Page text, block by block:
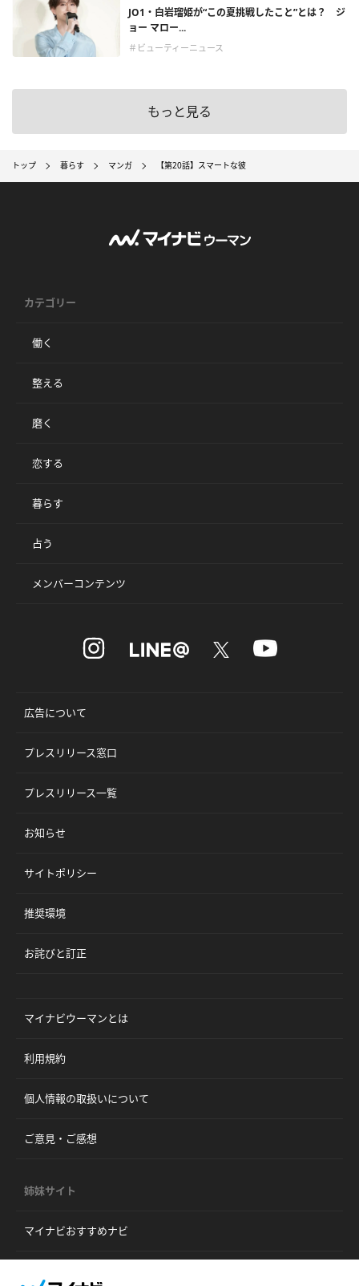
JO1・白岩瑠姫が“この夏挑戦したこと”とは？ ジ
ョー マロー...
＃ビューティーニュース
もっと見る
トップ 暮らす マンガ 【第20話】スマートな彼
カテゴリー
働く
整える
磨く
恋する
暮らす
占う
メンバーコンテンツ
広告について
プレスリリース窓口
プレスリリース一覧
お知らせ
サイトポリシー
推奨環境
お詫びと訂正
マイナビウーマンとは
利用規約
個人情報の取扱いについて
ご意見・ご感想
姉妹サイト
マイナビおすすめナビ